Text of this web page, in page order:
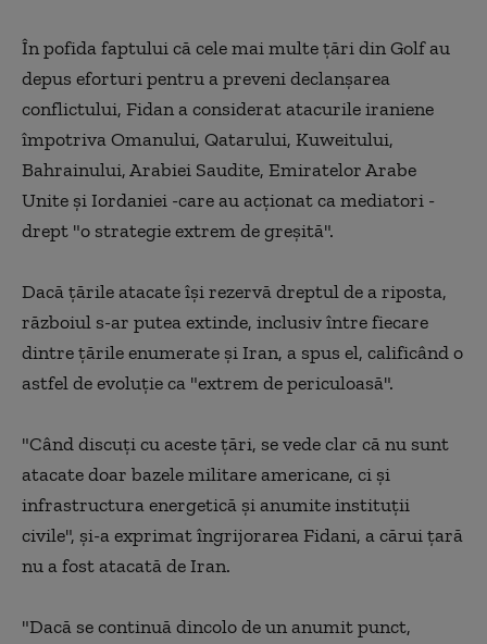
În pofida faptului că cele mai multe ţări din Golf au
depus eforturi pentru a preveni declanşarea
conflictului, Fidan a considerat atacurile iraniene
împotriva Omanului, Qatarului, Kuweitului,
Bahrainului, Arabiei Saudite, Emiratelor Arabe
Unite şi Iordaniei -care au acţionat ca mediatori -
drept "o strategie extrem de greşită".
Dacă ţările atacate îşi rezervă dreptul de a riposta,
războiul s-ar putea extinde, inclusiv între fiecare
dintre ţările enumerate şi Iran, a spus el, calificând o
astfel de evoluţie ca "extrem de periculoasă".
"Când discuţi cu aceste ţări, se vede clar că nu sunt
atacate doar bazele militare americane, ci şi
infrastructura energetică şi anumite instituţii
civile", şi-a exprimat îngrijorarea Fidani, a cărui ţară
nu a fost atacată de Iran.
"Dacă se continuă dincolo de un anumit punct,